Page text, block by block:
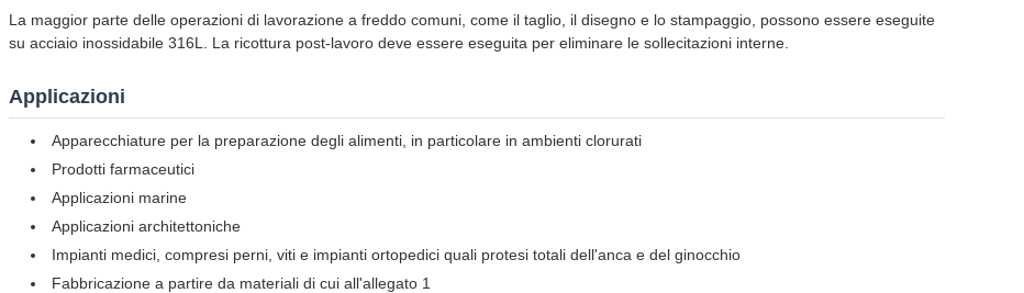
La maggior parte delle operazioni di lavorazione a freddo comuni, come il taglio, il disegno e lo stampaggio, possono essere eseguite
su acciaio inossidabile 316L. La ricottura post-lavoro deve essere eseguita per eliminare le sollecitazioni interne.
Applicazioni
Apparecchiature per la preparazione degli alimenti, in particolare in ambienti clorurati
Prodotti farmaceutici
Applicazioni marine
Applicazioni architettoniche
Impianti medici, compresi perni, viti e impianti ortopedici quali protesi totali dell'anca e del ginocchio
Fabbricazione a partire da materiali di cui all'allegato 1